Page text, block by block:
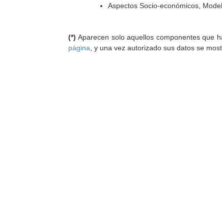
Aspectos Socio-económicos,
(*) Aparecen solo aquellos componentes que
página , y una vez autorizado sus datos se